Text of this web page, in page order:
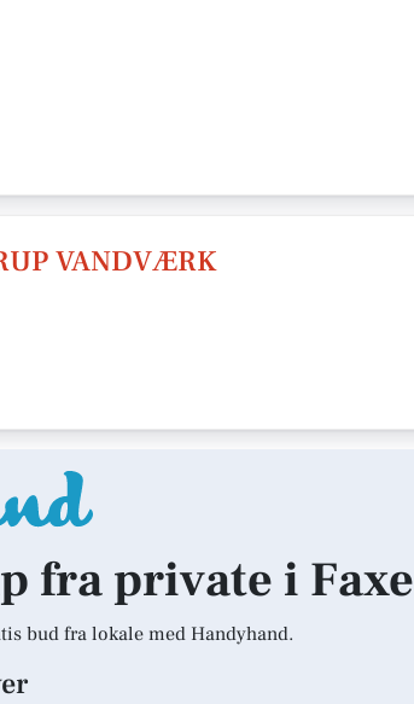
VANDVÆRK
fra private i Faxe
bud fra lokale med Handyhand.